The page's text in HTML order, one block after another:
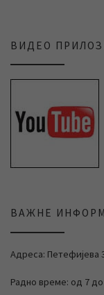
ВИДЕО
ВАЖНЕ
Адреса: Петефијева
Радно време: од 7